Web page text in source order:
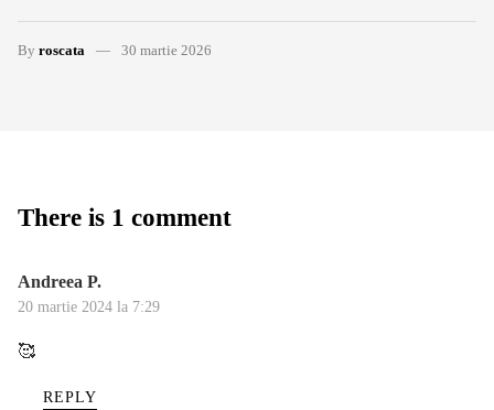
By roscata 30 martie 2026
There is 1 comment
Andreea P.
20 martie 2024 la 7:29
🥰
REPLY